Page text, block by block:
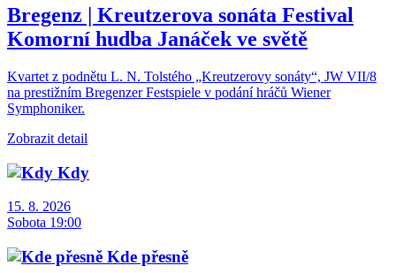
Bregenz | Kreutzerova sonáta Festival
Komorní hudba Janáček ve světě
Kvartet z podnětu L. N. Tolstého „Kreutzerovy sonáty“, JW VII/8
na prestižním Bregenzer Festspiele v podání hráčů Wiener
Symphoniker.
Zobrazit detail
Kdy
15. 8. 2026
Sobota 19:00
Kde přesně